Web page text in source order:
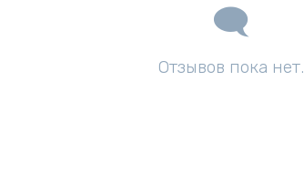
Отзывов пока нет.